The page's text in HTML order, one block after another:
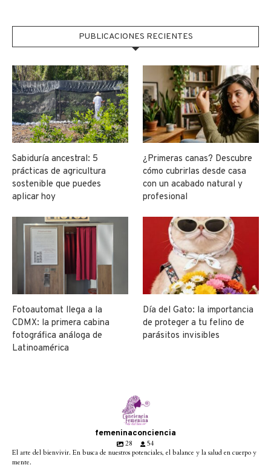
PUBLICACIONES RECIENTES
Sabiduría ancestral: 5
prácticas de agricultura
sostenible que puedes
aplicar hoy
¿Primeras canas? Descubre
cómo cubrirlas desde casa
con un acabado natural y
profesional
Fotoautomat llega a la
CDMX: la primera cabina
fotográfica análoga de
Latinoamérica
Día del Gato: la importancia
de proteger a tu felino de
parásitos invisibles
femeninaconciencia
28
54
El arte del bienvivir. En busca de nuestros potenciales, el balance y la salud en cuerpo y
mente.